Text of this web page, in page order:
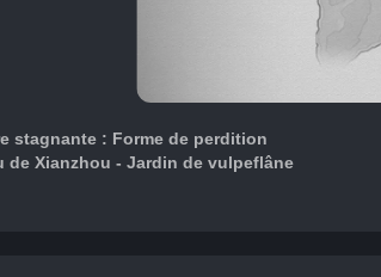
stagnante : Forme de perdition
de Xianzhou - Jardin de vulpeflâne